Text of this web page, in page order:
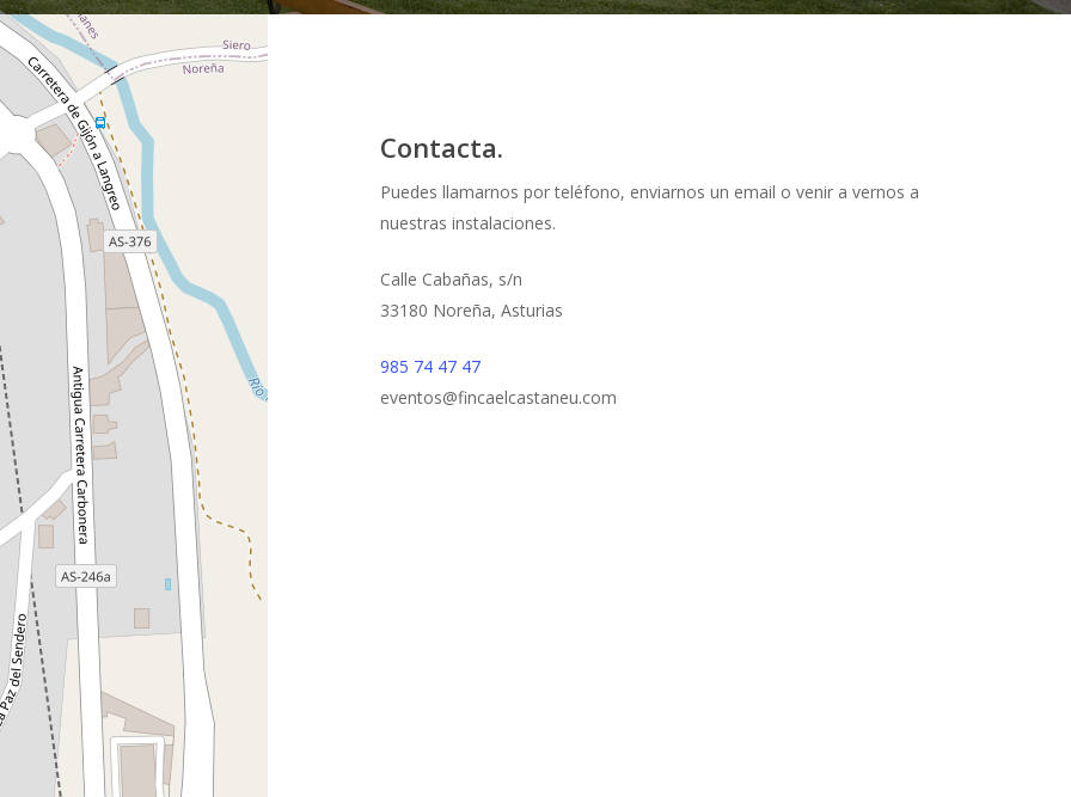
Contacta.
Puedes llamarnos por teléfono, enviarnos un email o venir a vernos a
nuestras instalaciones.
Calle Cabañas, s/n
33180 Noreña, Asturias
985 74 47 47
eventos@fincaelcastaneu.com